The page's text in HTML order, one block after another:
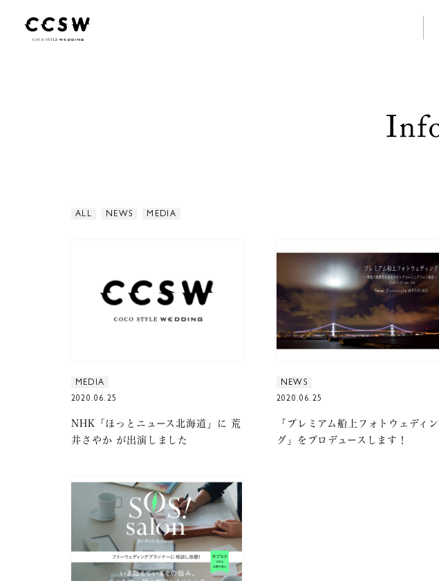
ALL NEWS MEDIA
MEDIA
2020.06.25
NHK「ほっとニュース北海道」に 荒
井さやか が出演しました
NEWS
2020.06.25
「プレミアム船上フォトウェディン
グ」をプロデュースします！